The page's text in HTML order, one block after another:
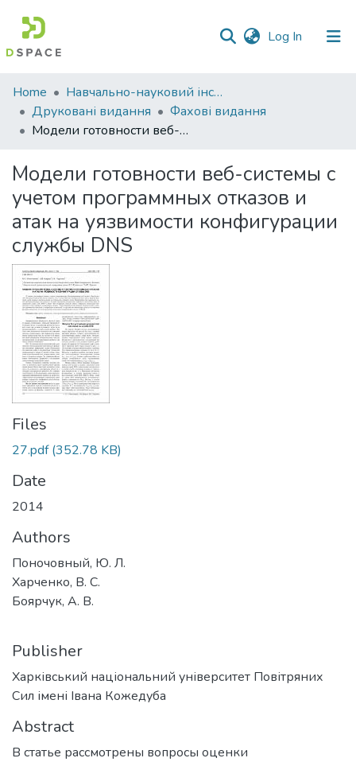
Log In (current)
Communities
&
Collections
Statistics
Home
Навчально-науковий інститут економіки, управління, права та інформаційних технологій
Друковані видання
Фахові видання
Модели готовности веб-системы с учетом программных отказов и атак на уязвимости конфигурации службы DNS
Модели готовности веб-системы с
учетом программных отказов и
атак на уязвимости конфигурации
службы DNS
Files
27.pdf(352.78 KB)
Date
2014
Authors
Поночовный, Ю. Л.
Харченко, В. С.
Боярчук, А. В.
Publisher
Харківський національний університет Повітряних
Сил імені Івана Кожедуба
Abstract
В статье рассмотрены вопросы оценки